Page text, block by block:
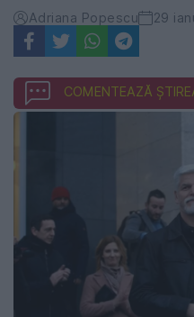
Adriana Popescu 29
COMENTEAZĂ